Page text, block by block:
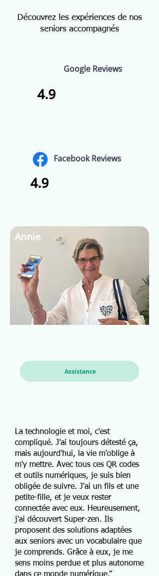
Découvrez les expériences de nos
seniors accompagnés
Google Reviews
4.9
Facebook Reviews
4.9
Annie
Assistance
La technologie et moi, c'est
compliqué. J'ai toujours détesté ça,
mais aujourd'hui, la vie m'oblige à
m'y mettre. Avec tous ces QR codes
et outils numériques, je suis bien
obligée de suivre. J'ai un fils et une
petite-fille, et je veux rester
connectée avec eux. Heureusement,
j'ai découvert Super-zen. Ils
proposent des solutions adaptées
aux seniors avec un vocabulaire que
je comprends. Grâce à eux, je me
sens moins perdue et plus autonome